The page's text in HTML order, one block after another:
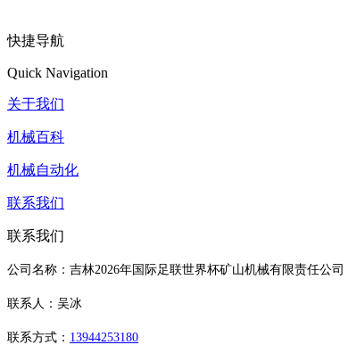
快捷导航
Quick Navigation
关于我们
机械百科
机械自动化
联系我们
联系我们
公司名称：吉林2026年国际足联世界杯矿山机械有限责任公司
联系人：吴冰
联系方式： 13944253180